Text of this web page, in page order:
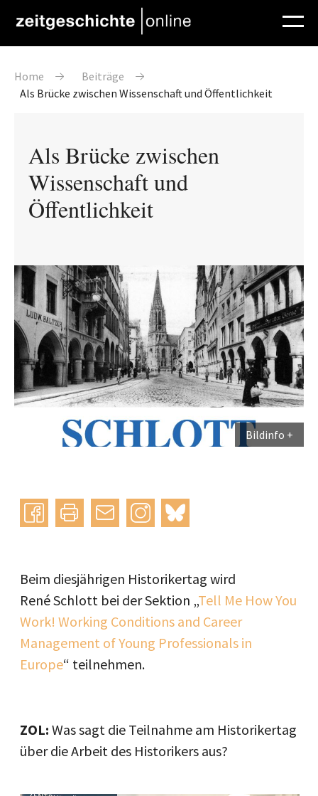
Pfadnavigation
Home
Beiträge
Als Brücke zwischen Wissenschaft und Öffentlichkeit
Als Brücke zwischen
Wissenschaft und
Öffentlichkeit
Bildinfo
Instagram
bluesky
Beim diesjährigen Historikertag wird
René Schlott bei der Sektion „Tell Me How You
Work! Working Conditions and Career
Management of Young Professionals in
Europe“ teilnehmen.
ZOL: Was sagt die Teilnahme am Historikertag
über die Arbeit des Historikers aus?